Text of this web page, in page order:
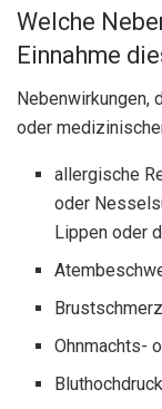
Welche
Einnahme
Nebenwirkungen,
oder
allergische
oder
Lippen oder
Brustschmerz
Ohnmachts-
Bluthochdruck